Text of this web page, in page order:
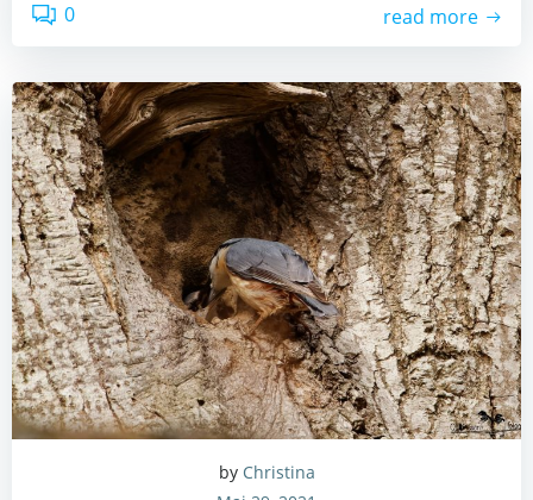
0 read more
by Christina